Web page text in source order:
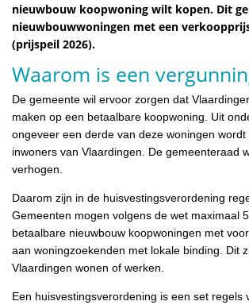
nieuwbouw koopwoning wilt kopen. Dit
nieuwbouwwoningen met een
(prijspeil 2026).
Waarom is een
De gemeente wil ervoor zorgen dat
maken op een betaalbare koopwoning. Uit
ongeveer een derde van deze woningen
inwoners van Vlaardingen. De gemeenteraad
verhogen.
Daarom zijn in de huisvestingsverordening
Gemeenten mogen volgens de wet maximaal
betaalbare nieuwbouw koopwoningen met
aan woningzoekenden met lokale binding. Dit
Vlaardingen wonen of werken.
Een huisvestingsverordening is een set regels